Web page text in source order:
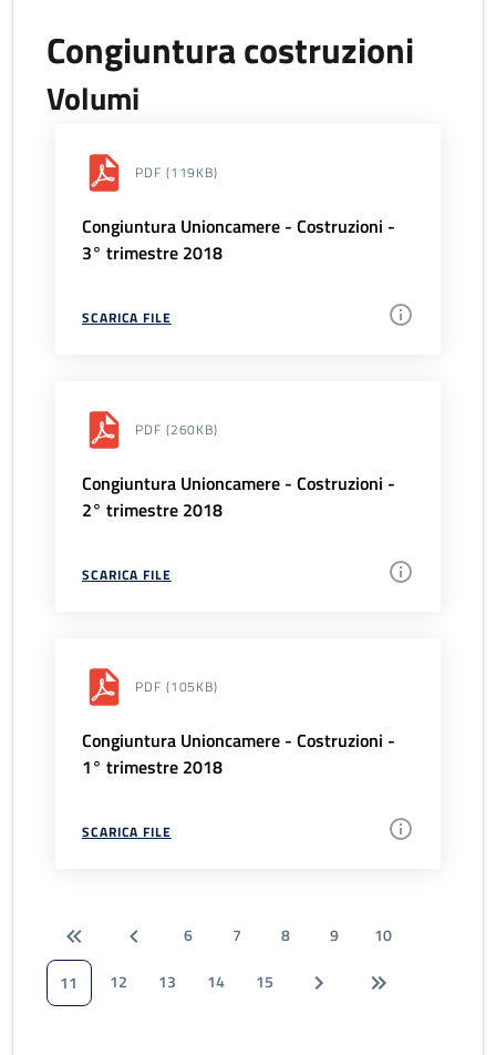
Congiuntura costruzioni
Volumi
PDF (119KB)
Congiuntura Unioncamere - Costruzioni -
3° trimestre 2018
SCARICA FILE
PDF (260KB)
Congiuntura Unioncamere - Costruzioni -
2° trimestre 2018
SCARICA FILE
PDF (105KB)
Congiuntura Unioncamere - Costruzioni -
1° trimestre 2018
SCARICA FILE
6 7 8 9
10
11
12 13 14 15